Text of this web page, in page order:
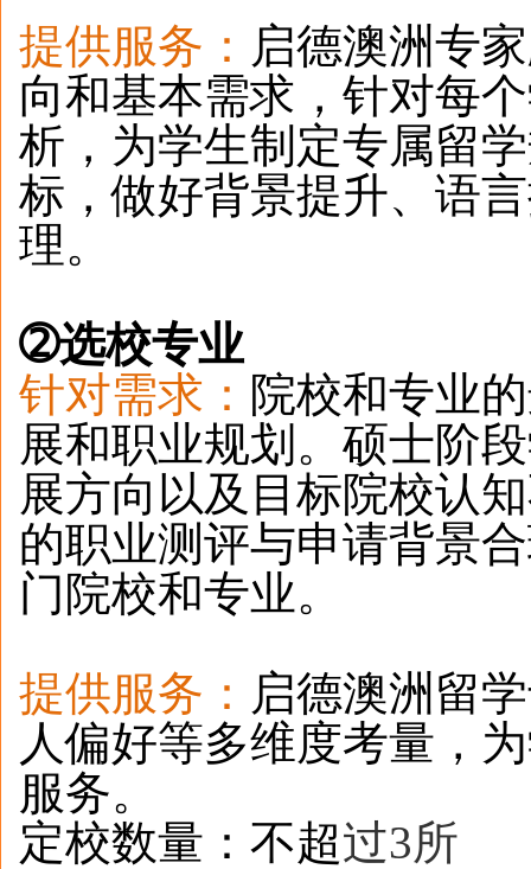
提供服务： 启德澳洲专
向和基本需求，针对每
析，为学生制定专属留
标，做好背景提升、语
理。
➁选校专业
针对需求： 院校和专业
展和职业规划。硕士阶
展方向以及目标院校认
的职业测评与申请背景
门院校和专业。
提供服务： 启德澳洲留
人偏好等多维度考量，
服务。
定校数量：不超过3所